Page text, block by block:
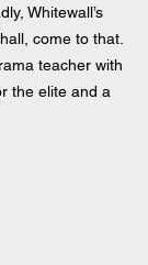
Whitewall’s
come to that.
teacher with
the elite and a